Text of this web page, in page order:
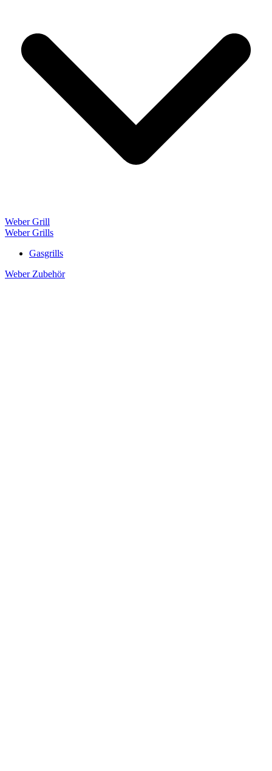
Weber Grill
Weber Grills
Gasgrills
Weber Zubehör